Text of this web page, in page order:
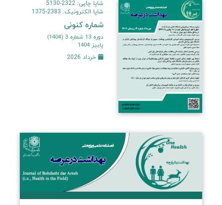
شاپا چاپی: 2322-5130
شاپا الکترونیک: 2383-1375
شماره کنونی
دوره 13 شماره 3 (1404)
پاییز 1404
خرداد 2026